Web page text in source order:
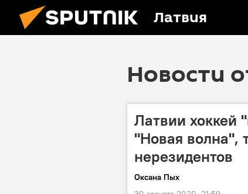
Латвия
Новости
Латвии хоккей
"Новая волна",
нерезидентов
Оксана Пых